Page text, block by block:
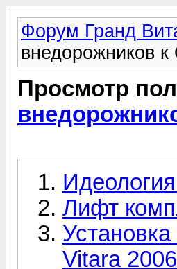
Форум Гранд
внедорожников
Просмотр
Лифт
Vitara